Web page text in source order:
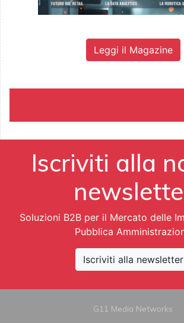
Leggi il Magazine
Iscriviti alla
Soluzioni B2B per il Mercato delle
Pubblica
Iscriviti alla newsletter
G11 Media Networks